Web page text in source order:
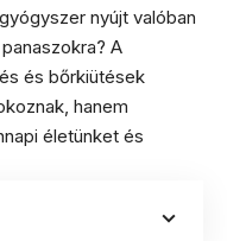
nyújt valóban
A
és bőrkiütések
hanem
életünket és